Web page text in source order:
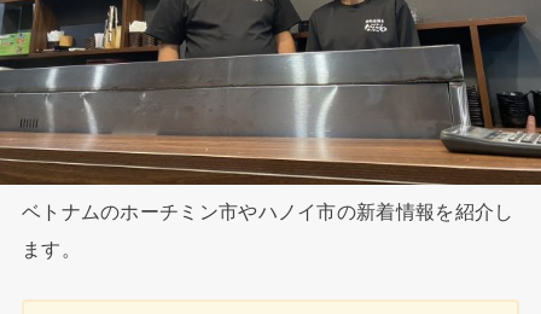
ベトナムのホーチミン市やハノイ市の新着情報を紹介し
ます。